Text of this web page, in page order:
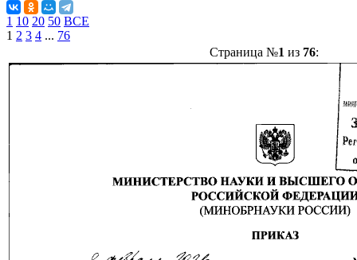
1 10 20 50 ВСЕ
1 2 3 4 ... 76
Страница №1 из 76: